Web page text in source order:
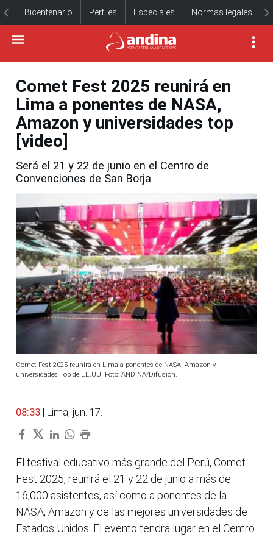
Bicentenario Perfiles Especiales Normas legales
Comet Fest 2025 reunirá en
Lima a ponentes de NASA,
Amazon y universidades top
[video]
Será el 21 y 22 de junio en el Centro de
Convenciones de San Borja
Comet Fest 2025 reunirá en Lima a ponentes de NASA, Amazon y
universidades Top de EE.UU. Foto: ANDINA/Difusión.
08:33 | Lima, jun. 17.
El festival educativo más grande del Perú, Comet
Fest 2025, reunirá el 21 y 22 de junio a más de
16,000 asistentes, así como a ponentes de la
NASA, Amazon y de las mejores universidades de
Estados Unidos. El evento tendrá lugar en el Centro